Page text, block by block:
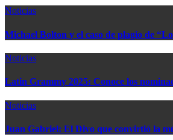
Noticias
Michael Bolton y el caso de plagio de
Noticias
Latin Grammy 2025: Conoce los
Noticias
Juan Gabriel: El Divo que convirtió la